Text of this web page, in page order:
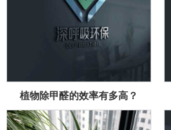
植物除甲醛的效率有多高？